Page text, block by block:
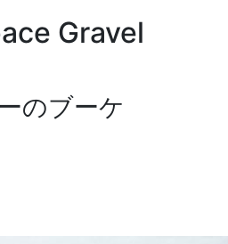
Gravel
のブーケ